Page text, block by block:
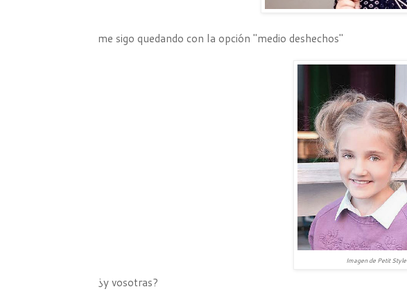
me sigo quedando con la opción "medio deshechos"
Imagen de Petit Style
¿y vosotras?